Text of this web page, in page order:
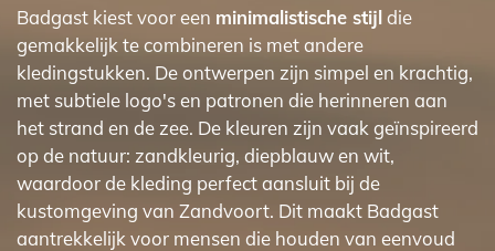
Badgast kiest voor een minimalistische stijldie
gemakkelijk te combineren is met andere
kledingstukken. De ontwerpen zijn simpel en krachtig,
met subtiele logo's en patronen die herinneren aan
het strand en de zee. De kleuren zijn vaak geïnspireerd
op de natuur: zandkleurig, diepblauw en wit,
waardoor de kleding perfect aansluit bij de
kustomgeving van Zandvoort. Dit maakt Badgast
aantrekkelijk voor mensen die houden van eenvoud